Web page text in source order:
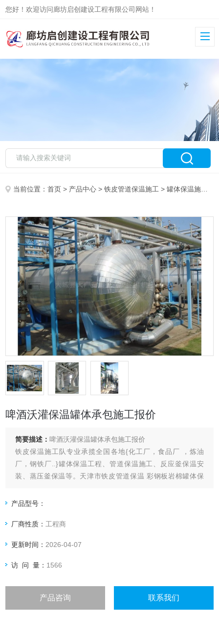
您好！欢迎访问廊坊启创建设工程有限公司网站！
当前位置：首页 > 产品中心 >铁皮管道保温施工 >罐体保温施工
啤酒沃灌保温罐体承包施工报价
简要描述：啤酒沃灌保温罐体承包施工报价
铁皮保温施工队专业承揽全国各地{化工厂，食品厂 ，炼油
厂，钢铁厂..}罐体保温工程、管道保温施工、反应釜保温安
装、蒸压釜保温等。天津市铁皮管道保温 彩钢板岩棉罐体保
产品型号：
厂商性质： 工程商
更新时间： 2026-04-07
访 问 量： 1566
产品咨询 联系我们